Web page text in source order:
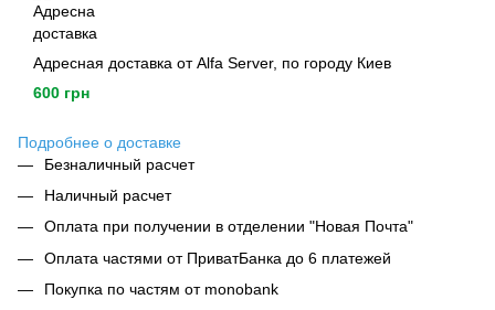
Адресная доставка от Alfa Server, по городу Киев
600 грн
Подробнее о доставке
Безналичный расчет
Наличный расчет
Оплата при получении в отделении "Новая Почта"
Оплата частями от ПриватБанка до 6 платежей
Покупка по частям от monobank